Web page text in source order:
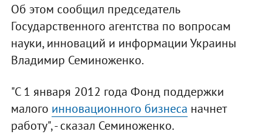
Об этом сообщил председатель
Государственного агентства по вопросам
науки, инноваций и информации Украины
Владимир Семиноженко.
"С 1 января 2012 года Фонд поддержки
малого инновационного бизнеса начнет
работу", - сказал Семиноженко.